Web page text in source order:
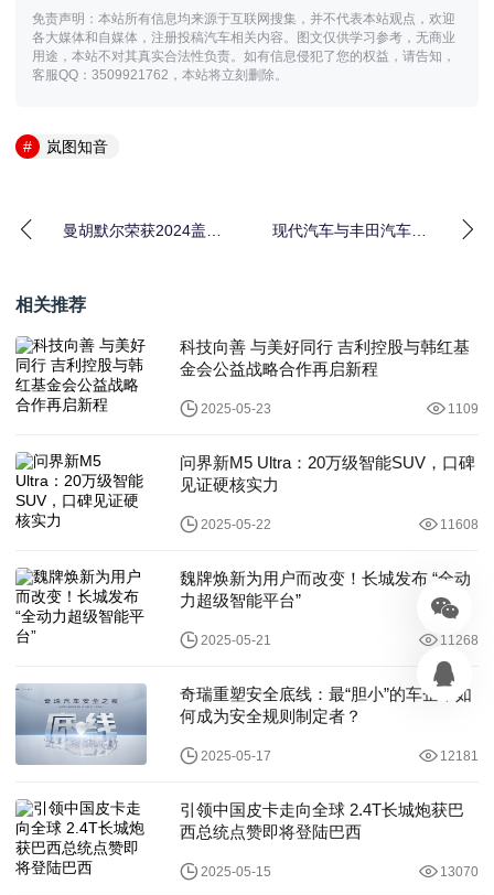
免责声明：本站所有信息均来源于互联网搜集，并不代表本站观点，欢迎
各大媒体和自媒体，注册投稿汽车相关内容。图文仅供学习参考，无商业
用途，本站不对其真实合法性负责。如有信息侵犯了您的权益，请告知，
客服QQ：3509921762，本站将立刻删除。
岚图知音
曼胡默尔荣获2024盖世
现代汽车与丰田汽车联
相关推荐
科技向善 与美好同行 吉利控股与韩红基
金会公益战略合作再启新程
2025-05-23 1109
问界新M5 Ultra：20万级智能SUV，口碑
见证硬核实力
2025-05-22 11608
魏牌焕新为用户而改变！长城发布 “全动
力超级智能平台”
2025-05-21 11268
奇瑞重塑安全底线：最“胆小”的车企，如
何成为安全规则制定者？
2025-05-17 12181
引领中国皮卡走向全球 2.4T长城炮获巴
西总统点赞即将登陆巴西
2025-05-15 13070